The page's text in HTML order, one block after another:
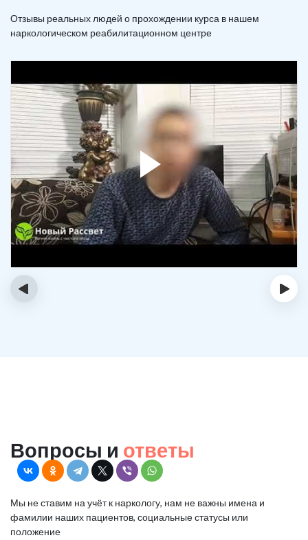
Отзывы реальных людей о прохождении курса в нашем
наркологическом реабилитационном центре
‹ ›
Вопросы и ответы
Мы не ставим на учёт к наркологу, нам не важны имена и
фамилии наших пациентов, социальные статусы или
положение